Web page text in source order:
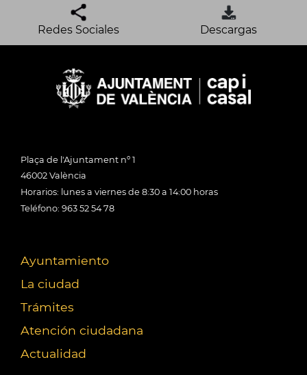
Redes Sociales Descargas
Plaça de l'Ajuntament nº 1
46002 València
Horarios: lunes a viernes de 8:30 a 14:00 horas
Teléfono: 963 52 54 78
Ayuntamiento
La ciudad
Trámites
Atención ciudadana
Actualidad